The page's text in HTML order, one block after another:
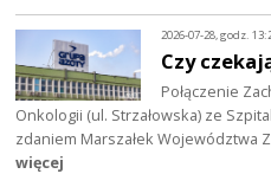
2026-07-28, godz.
Czy
Połączenie
Onkologii (ul. Strzałowska) ze
zdaniem Marszałek Województwa
więcej